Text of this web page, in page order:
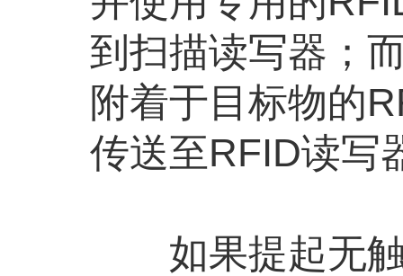
到扫描读写器；
附着于目标物的
传送至RFID读写
如果提起无触